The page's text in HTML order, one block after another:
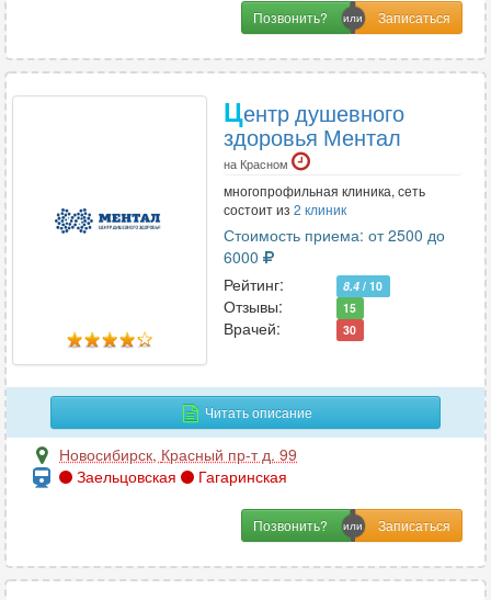
Позвонить?
Центр душевного
здоровья Ментал
на Красном
многопрофильная клиника, сеть
состоит из 2 клиник
Стоимость приема: от 2500 до
6000
Рейтинг:
8.4 / 10
Отзывы: 15
Врачей: 30
Читать описание
Новосибирск, Красный пр-т д. 99
Заельцовская
Гагаринская
Позвонить?